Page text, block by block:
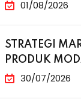
01/08/2026
STRATEGI
PRODUK
TANPA IKLAN
30/07/2026